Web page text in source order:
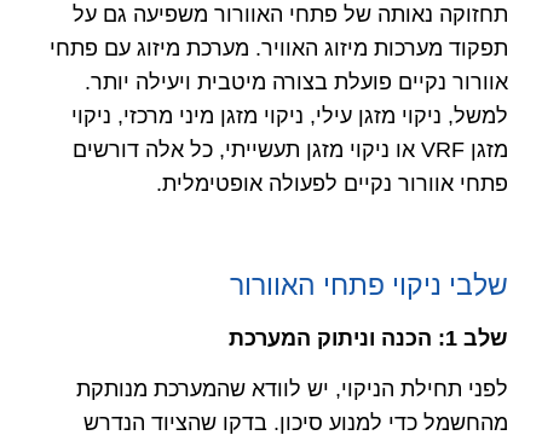
תחזוקה נאותה של פתחי האוורור משפיעה גם על
תפקוד מערכות מיזוג האוויר. מערכת מיזוג עם פתחי
אוורור נקיים פועלת בצורה מיטבית ויעילה יותר.
למשל, ניקוי מזגן עילי, ניקוי מזגן מיני מרכזי, ניקוי
מזגן VRF או ניקוי מזגן תעשייתי, כל אלה דורשים
פתחי אוורור נקיים לפעולה אופטימלית.
שלבי ניקוי פתחי האוורור
שלב 1: הכנה וניתוק המערכת
לפני תחילת הניקוי, יש לוודא שהמערכת מנותקת
מהחשמל כדי למנוע סיכון. בדקו שהציוד הנדרש